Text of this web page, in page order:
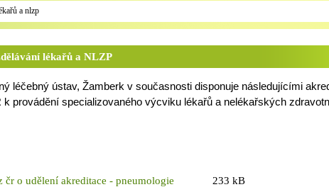
a nlzp
lékařů a NLZP
léčebný ústav, Žamberk v současnosti disponuje následujícími
k provádění specializovaného výcviku lékařů a nelékařských
čr o udělení akreditace - pneumologie
233 kB